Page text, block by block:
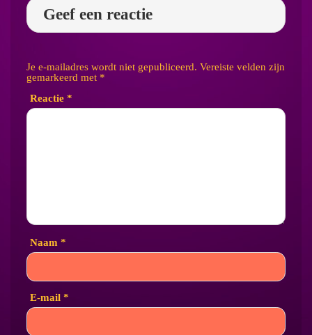
Geef een reactie
Je e-mailadres wordt niet gepubliceerd. Vereiste velden zijn
gemarkeerd met *
Reactie *
Naam *
E-mail *